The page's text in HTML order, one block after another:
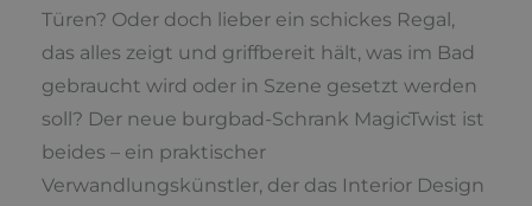
Türen? Oder doch lieber ein schickes Regal,
das alles zeigt und griffbereit hält, was im Bad
gebraucht wird oder in Szene gesetzt werden
soll? Der neue burgbad-Schrank MagicTwist ist
beides – ein praktischer
Verwandlungskünstler, der das Interior Design